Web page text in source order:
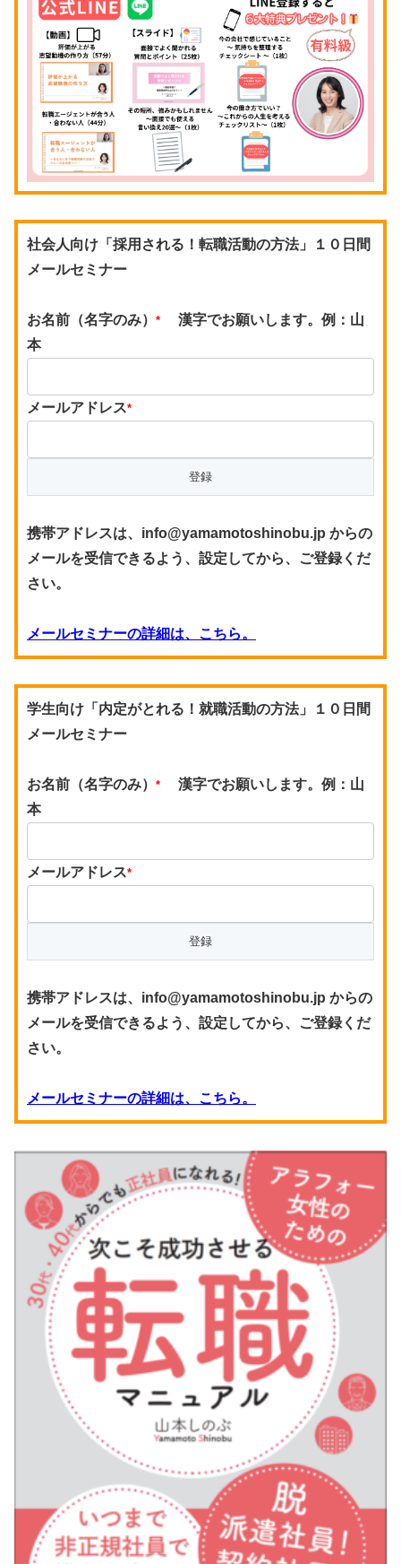
社会人向け「採用される！転職活動の方法」１０日間
メールセミナー
お名前（名字のみ） *
漢字でお願いします。例：山
本
メールアドレス*
携帯アドレスは、info@yamamotoshinobu.jp からの
メールを受信できるよう、設定してから、ご登録くだ
さい。
メールセミナーの詳細は、こちら。
学生向け「内定がとれる！就職活動の方法」１０日間
メールセミナー
お名前（名字のみ） *
漢字でお願いします。例：山
本
メールアドレス*
携帯アドレスは、info@yamamotoshinobu.jp からの
メールを受信できるよう、設定してから、ご登録くだ
さい。
メールセミナーの詳細は、こちら。